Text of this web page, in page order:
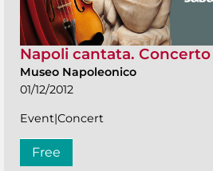
Napoli cantata.
Museo Napoleonico
01/12/2012
Event|Concert
Free